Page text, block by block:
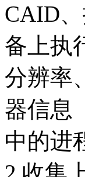
CAID
备上执
分辨率
器信息
中的进